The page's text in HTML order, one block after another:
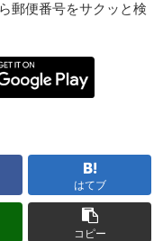
郵便番号をサクッと検
はてブ
コピー